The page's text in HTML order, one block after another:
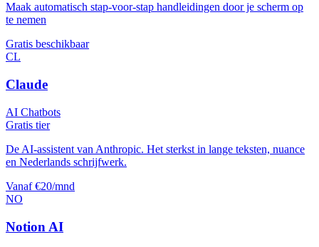
Maak automatisch stap-voor-stap handleidingen door je scherm op
te nemen
Gratis beschikbaar
CL
Claude
AI Chatbots
Gratis tier
De AI-assistent van Anthropic. Het sterkst in lange teksten, nuance
en Nederlands schrijfwerk.
Vanaf €20/mnd
NO
Notion AI